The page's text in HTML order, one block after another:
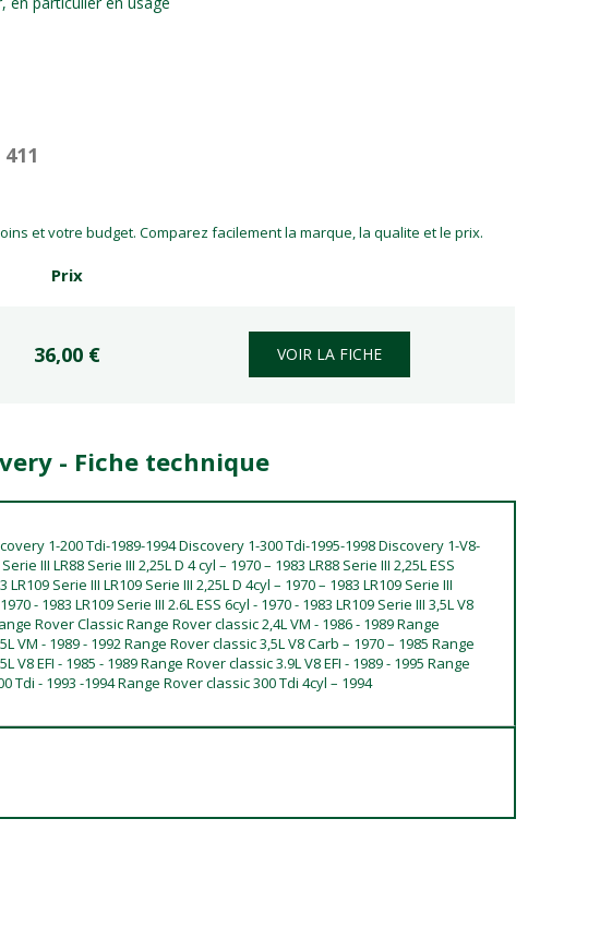
411
et votre budget. Comparez facilement la marque, la qualite et le prix.
Prix
36,00 € VOIR LA FICHE
- Fiche technique
1-200 Tdi-1989-1994 Discovery 1-300 Tdi-1995-1998 Discovery 1-V8-
III LR88 Serie III 2,25L D 4 cyl – 1970 – 1983 LR88 Serie III 2,25L ESS
LR109 Serie III LR109 Serie III 2,25L D 4cyl – 1970 – 1983 LR109 Serie III
- 1983 LR109 Serie III 2.6L ESS 6cyl - 1970 - 1983 LR109 Serie III 3,5L V8
Rover Classic Range Rover classic 2,4L VM - 1986 - 1989 Range
VM - 1989 - 1992 Range Rover classic 3,5L V8 Carb – 1970 – 1985 Range
V8 EFI - 1985 - 1989 Range Rover classic 3.9L V8 EFI - 1989 - 1995 Range
Tdi - 1993 -1994 Range Rover classic 300 Tdi 4cyl – 1994